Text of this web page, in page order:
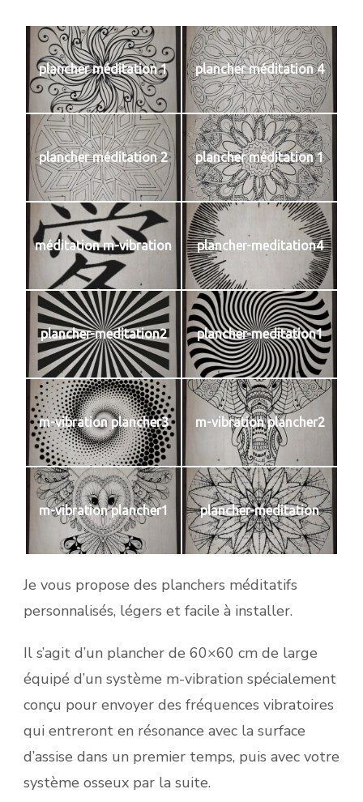
plancher méditation 1 plancher méditation 4
plancher méditation 2 plancher méditation 1
méditation m-vibration plancher-meditation4
plancher-meditation2 plancher-meditation1
m-vibration plancher3 m-vibration plancher2
m-vibration plancher1 plancher-meditation
Je vous propose des planchers méditatifs
personnalisés, légers et facile à installer.
Il s’agit d’un plancher de 60×60 cm de large
équipé d’un système m-vibration spécialement
conçu pour envoyer des fréquences vibratoires
qui entreront en résonance avec la surface
d’assise dans un premier temps, puis avec votre
système osseux par la suite.